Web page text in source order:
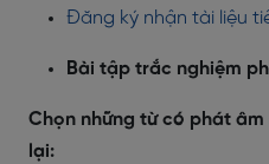
Đăng ký nhận tài liệu
Bài tập trắc nghiệm
Chọn những từ có phát
lại: